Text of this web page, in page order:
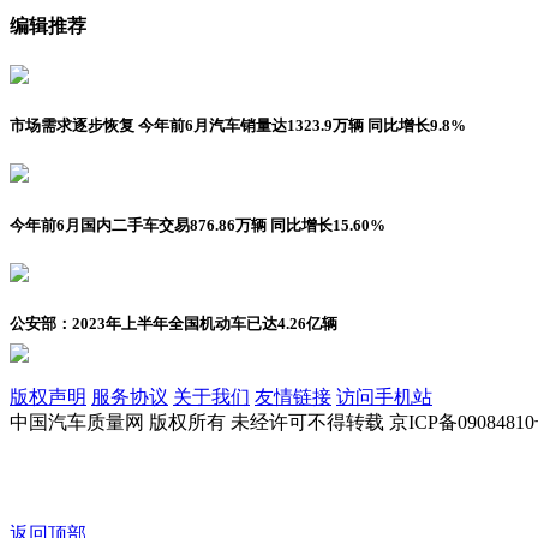
编辑推荐
市场需求逐步恢复 今年前6月汽车销量达1323.9万辆 同比增长9.8%
今年前6月国内二手车交易876.86万辆 同比增长15.60%
公安部：2023年上半年全国机动车已达4.26亿辆
版权声明 服务协议 关于我们 友情链接 访问手机站
中国汽车质量网 版权所有 未经许可不得转载 京ICP备09084810
返回顶部